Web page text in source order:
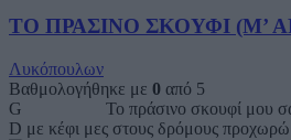
ΤΟ ΠΡΑΣΙΝΟ ΣΚΟΥΦΙ (Μ’
Λυκόπουλων
Βαθμολογήθηκε με 0 από 5
G Το πράσινο
D με κέφι μες στους